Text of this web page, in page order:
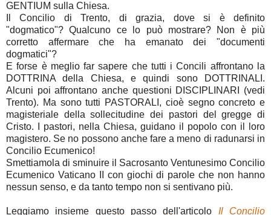
GENTIUM sulla Chiesa.
Il Concilio di Trento, di grazia, dove si è definito
"dogmatico"? Qualcuno ce lo può mostrare? Non è più
corretto affermare che ha emanato dei "documenti
dogmatici"?
E forse è meglio far sapere che tutti i Concili affrontano la
DOTTRINA della Chiesa, e quindi sono DOTTRINALI.
Alcuni poi affrontano anche questioni DISCIPLINARI (vedi
Trento). Ma sono tutti PASTORALI, cioè segno concreto e
magisteriale della sollecitudine dei pastori del gregge di
Cristo. I pastori, nella Chiesa, guidano il popolo con il loro
magistero. Se no possono anche fare a meno di radunarsi in
Concilio Ecumenico!
Smettiamola di sminuire il Sacrosanto Ventunesimo Concilio
Ecumenico Vaticano II con giochi di parole che non hanno
nessun senso, e da tanto tempo non si sentivano più.
Leggiamo insieme questo passo dell'articolo Il Concilio